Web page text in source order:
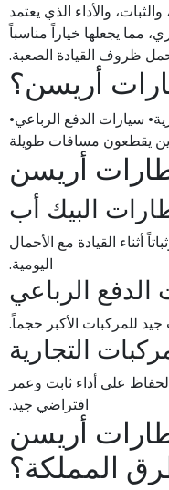
والأداء الذي يعتمد
مما يجعلها خياراً مناسباً
ظروف القيادة الصعبة.
أريسن؟
سيارات الدفع الرباعي•
يقطعون مسافات طويلة
أريسن
البيك أب
أثناء القيادة مع الأحمال
اليومية.
الدفع الرباعي
للمركبات الأكبر حجماً.
التجارية
على أداء ثابت وعمر
افتراضي جيد.
أريسن
المملكة؟